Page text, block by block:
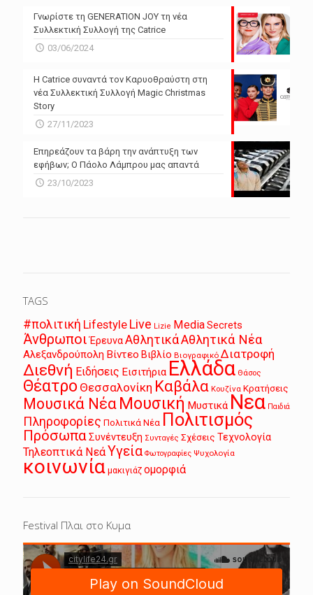
Γνωρίστε τη GENERATION JOY τη νέα
Συλλεκτική Συλλογή της Catrice
03/06/2024
Η Catrice συναντά τον Καρυοθραύστη στη
νέα Συλλεκτική Συλλογή Magic Christmas
Story
27/11/2023
Επηρεάζουν τα βάρη την ανάπτυξη των
εφήβων; Ο Πάολο Λάμπρου μας απαντά
23/10/2023
TAGS
#πολιτική Lifestyle Live Lizie MediaSecrets
Άνθρωποι ΈρευναΑθλητικάΑθλητικά Νέα
Αλεξανδρούπολη Βίντεο Βιβλίο Βιογραφικό Διατροφή
Διεθνή Ειδήσεις Εισιτήρια Ελλάδα Θάσος
Θέατρο Θεσσαλονίκη Καβάλα Κουζίνα Κρατήσεις
Μουσικά Νέα Μουσική Μυστικά Νεα Παιδιά
Πληροφορίες Πολιτικά Νέα Πολιτισμός
ΠρόσωπαΣυνέντευξη Συνταγές Σχέσεις Τεχνολογία
Τηλεοπτικά ΝεάΥγεία Φωτογραφίες Ψυχολογία
κοινωνία μακιγιάζ ομορφιά
Festival Πλαι στο Κυμα